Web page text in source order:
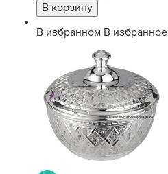
В избранном В избранное